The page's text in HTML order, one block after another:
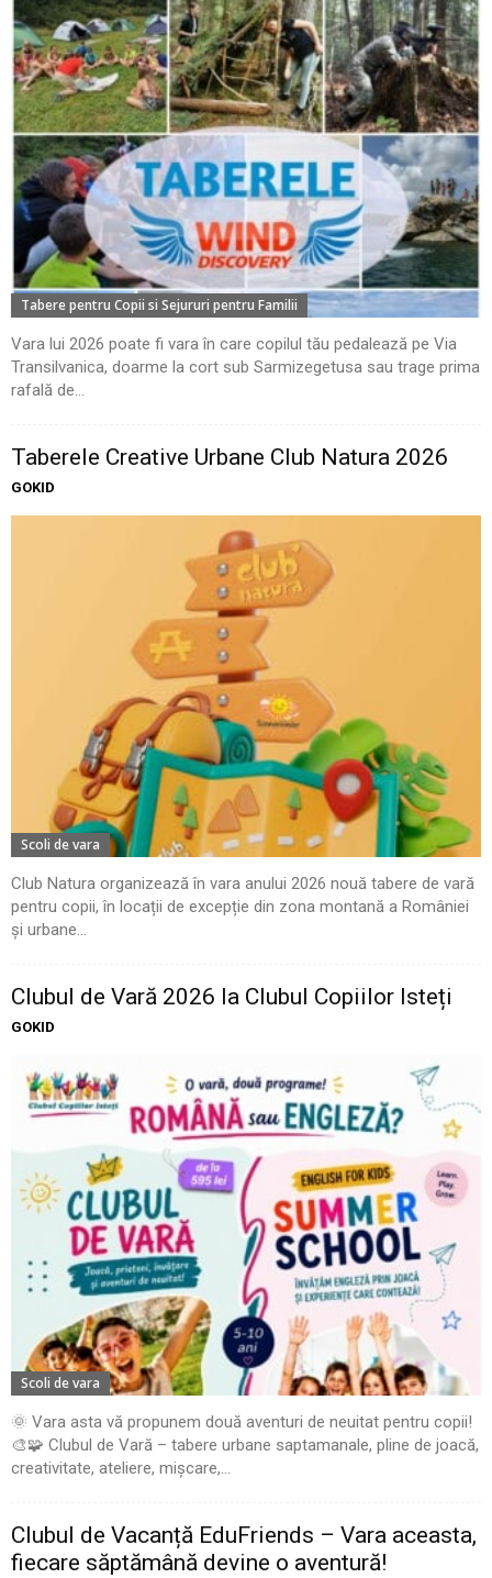
Tabere pentru Copii si Sejururi pentru Familii
Vara lui 2026 poate fi vara în care copilul tău pedalează pe Via
Transilvanica, doarme la cort sub Sarmizegetusa sau trage prima
rafală de...
Taberele Creative Urbane Club Natura 2026
GOKID
Scoli de vara
Club Natura organizează în vara anului 2026 nouă tabere de vară
pentru copii, în locații de excepție din zona montană a României
și urbane...
Clubul de Vară 2026 la Clubul Copiilor Isteți
GOKID
Scoli de vara
🌞 Vara asta vă propunem două aventuri de neuitat pentru copii!
🎨🧩 Clubul de Vară – tabere urbane saptamanale, pline de joacă,
creativitate, ateliere, mișcare,...
Clubul de Vacanță EduFriends – Vara aceasta,
fiecare săptămână devine o aventură!